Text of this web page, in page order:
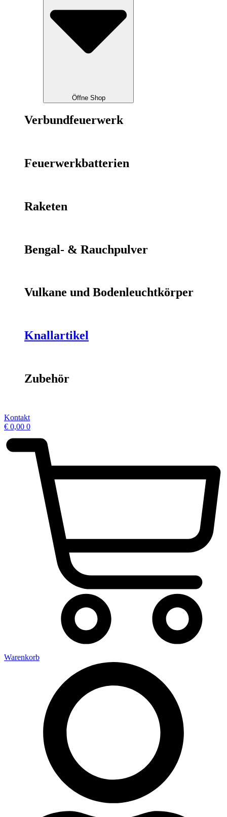
Öffne Shop
Verbundfeuerwerk
Feuerwerkbatterien
Raketen
Bengal- & Rauchpulver
Vulkane und Bodenleuchtkörper
Knallartikel
Zubehör
Kontakt
€ 0,00 0
Warenkorb